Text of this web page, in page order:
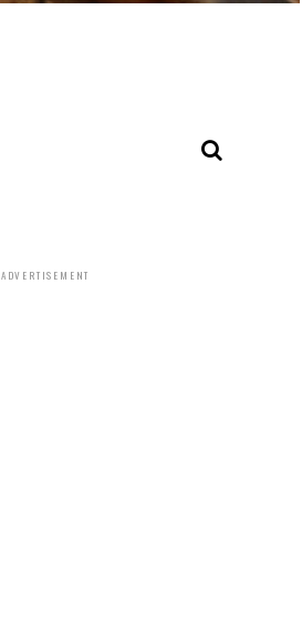
ADVERTISEMENT